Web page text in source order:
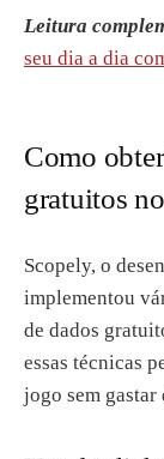
Leitura
seu dia a dia
Como
gratuitos
Scopely, o
implementou
de dados
essas técnicas
jogo sem